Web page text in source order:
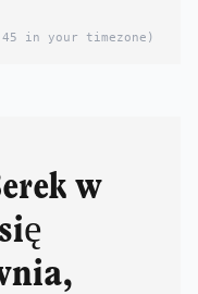
in your timezone)